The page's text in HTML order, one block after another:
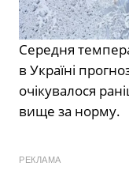
Середня
в Україні
очікувалося
вище за норму.
РЕКЛАМА